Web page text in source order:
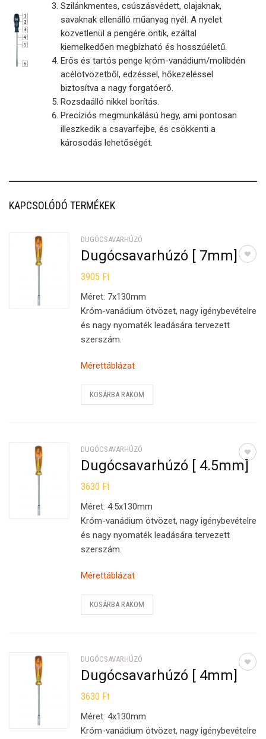
Szilánkmentes, csúszásvédett, olajaknak,
savaknak ellenálló műanyag nyél. A nyelet
közvetlenül a pengére öntik, ezáltal
kiemelkedően megbízható és hosszúéletű.
Erős és tartós penge króm-vanádium/molibdén
acélötvözetből, edzéssel, hőkezeléssel
biztosítva a nagy forgatóerő.
Rozsdaálló nikkel borítás.
Precíziós megmunkálású hegy, ami pontosan
illeszkedik a csavarfejbe, és csökkenti a
károsodás lehetőségét.
KAPCSOLÓDÓ TERMÉKEK
DUGÓCSAVARHÚZÓ
Dugócsavarhúzó [ 7mm]
3905 Ft
Méret: 7x130mm
Króm-vanádium ötvözet, nagy igénybevételre
és nagy nyomaték leadására tervezett
szerszám.
Mérettáblázat
KOSÁRBA RAKOM
DUGÓCSAVARHÚZÓ
Dugócsavarhúzó [ 4.5mm]
3630 Ft
Méret: 4.5x130mm
Króm-vanádium ötvözet, nagy igénybevételre
és nagy nyomaték leadására tervezett
szerszám.
Mérettáblázat
KOSÁRBA RAKOM
DUGÓCSAVARHÚZÓ
Dugócsavarhúzó [ 4mm]
3630 Ft
Méret: 4x130mm
Króm-vanádium ötvözet, nagy igénybevételre